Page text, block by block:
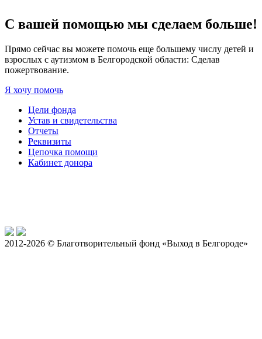
С вашей помощью мы сделаем больше!
Прямо сейчас вы можете помочь еще большему числу детей и
взрослых с аутизмом в Белгородской области: Сделав
пожертвование.
Я хочу помочь
Цели фонда
Устав и свидетельства
Отчеты
Реквизиты
Цепочка помощи
Кабинет донора
2012-2026 © Благотворительный фонд «Выход в Белгороде»